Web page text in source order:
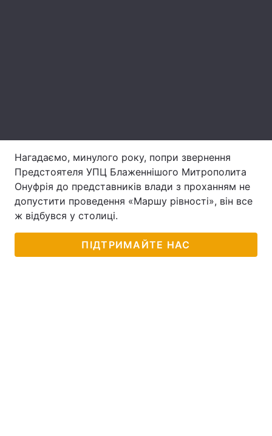
Нагадаємо, минулого року, попри звернення
Предстоятеля УПЦ Блаженнішого Митрополита
Онуфрія до представників влади з проханням не
допустити проведення «Маршу рівності», він все
ж відбувся у столиці.
ПІДТРИМАЙТЕ НАС